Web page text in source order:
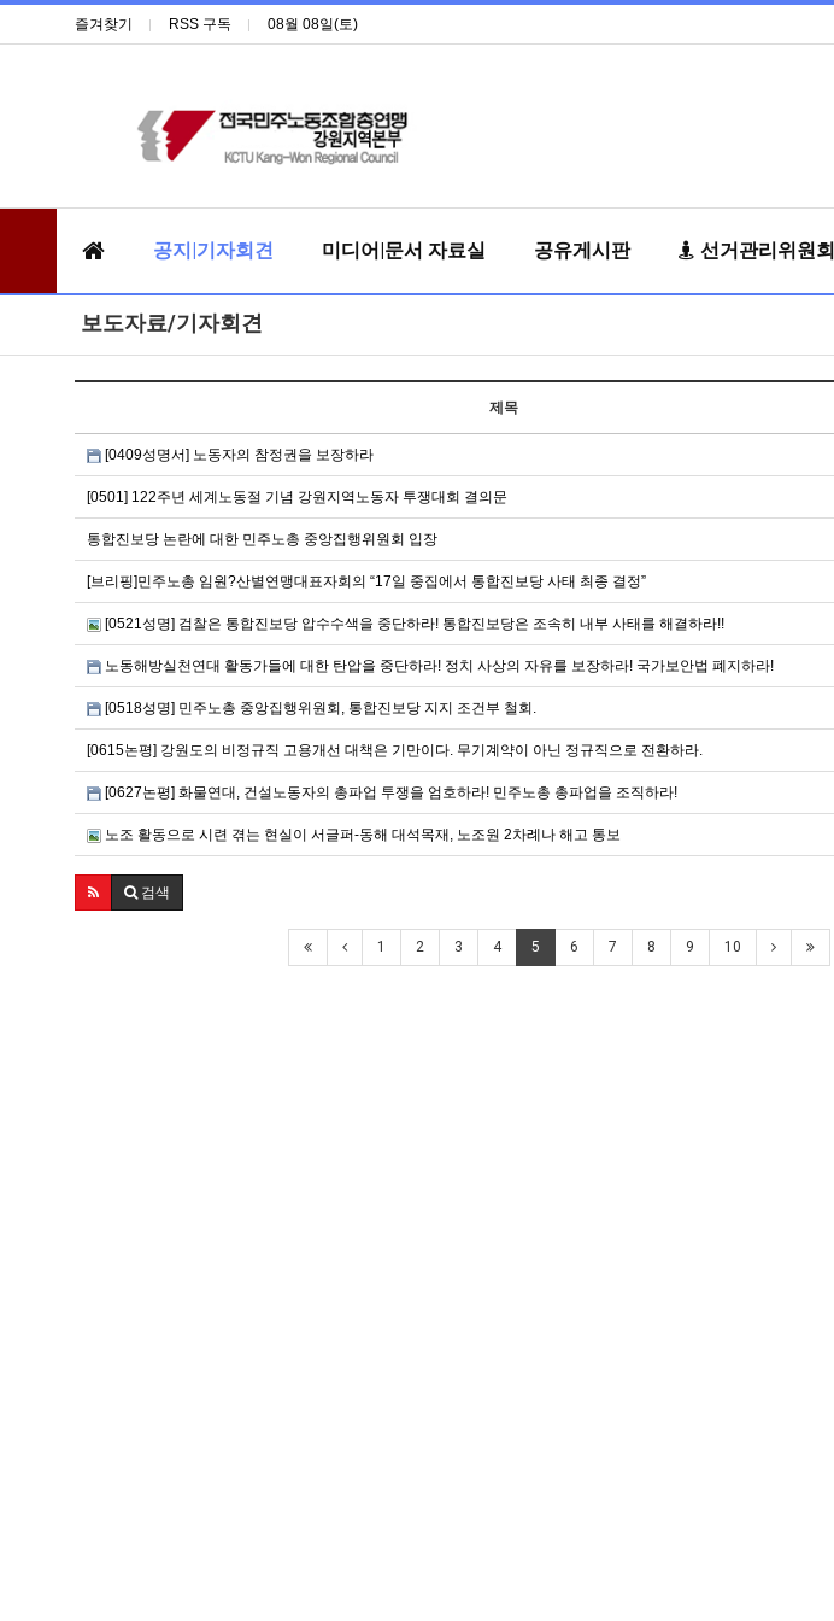
즐겨찾기 RSS 구독 08월 08일(토)
공지|기자회견 미디어|문서 자료실 공유게시판 선거관리위원회
보도자료/기자회견
제목
[0409성명서] 노동자의 참정권을 보장하라
[0501] 122주년 세계노동절 기념 강원지역노동자 투쟁대회 결의문
통합진보당 논란에 대한 민주노총 중앙집행위원회 입장
[브리핑]민주노총 임원?산별연맹대표자회의 “17일 중집에서 통합진보당 사태 최종 결정”
[0521성명] 검찰은 통합진보당 압수수색을 중단하라! 통합진보당은 조속히 내부 사태를 해결하라!!
노동해방실천연대 활동가들에 대한 탄압을 중단하라! 정치 사상의 자유를 보장하라! 국가보안법 폐지하라!
[0518성명] 민주노총 중앙집행위원회, 통합진보당 지지 조건부 철회.
[0615논평] 강원도의 비정규직 고용개선 대책은 기만이다. 무기계약이 아닌 정규직으로 전환하라.
[0627논평] 화물연대, 건설노동자의 총파업 투쟁을 엄호하라! 민주노총 총파업을 조직하라!
노조 활동으로 시련 겪는 현실이 서글퍼-동해 대석목재, 노조원 2차례나 해고 통보
검색
1 2 3 4 5 6 7 8 9 10